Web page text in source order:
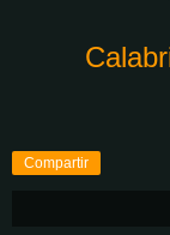
Compartir